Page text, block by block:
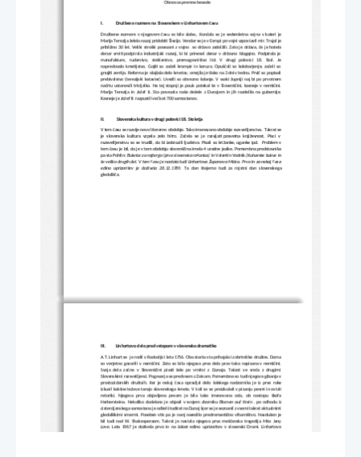
Obnova spremne besede
I. Družbene razmere na Slovenskem v Linhartovem času
Družbene razmere v njegovem času so bile slabe,. Končala se je sedemletna vojna v kateri je
Marija Terezija želela nazaj pridobiti Šlezijo. Vendar se je v Evropi po vojni vzpostavil mir. Trajal je
približno 30 let. Veliki stroški povezani z vojno  so državo zadolžili. Zato je država, če je hotela
denar vrniti podpirala industrijski razvoj, ki bi prinesel denar v državno blagajno. Podpirala je
manufakture,   rudarstvo,   steklarstvo,   premogovništvo   itd.   V   drugi   polovici   18.   Stol.   Je
napredovalo kmetijstvo. Gojiti so začeli krompir in koruzo. Opuščali so kolobarjenje, začeli so
gnojiti zemljo. Reforma je olajšala delo kmetov, omejila je tlako na 3 dni v tednu. Prvič so popisali
prebivalstvo (terezijski kataster). Uvedli so obvezno šolanje. V vsaki župniji naj bi po prvotnem
načrtu ustanovili trivijalko. Na tej stopnji je pouk potekal še v Slovenščini, kasneje v nemščini.
Marija Terezija in Jožef II. Sta povezala naše dežele z Dunajem in jih razdelila na gubernije.
Kasneje je Jožef II: razpustil več kot 700 samostanov.
II. Slovenska kultura v drugi polovici 18. Stoletja
V tem času se razvije novo literarno obdobje. Tako imenovano obdobje razsvetljenstva.  Takrat se
je  slovenska   kultura   vzpela   zelo  hitro.   Začela  se   je  razvijati  posvetna   književnost.   Pisci  v
razsvetljenstvu so se trudili, da bi izobrazili ljudstvo. Pisali so križanke, uganke ipd.  Problem v
tem času je bil, da je v tem obdobju slovenščina imela 4 uradne jezike. Pomembna predstavnika
pa sta Pohlin: Bukvice za rajtergo (prva slovenska računica) in Valentin Vodnik (Kuharske bukve in
še veliko drugih del. V tem času je nastala tudi Linhartova Županova Micka. Prvo in za nekaj časa
edino   uprizoritev   je   doživela   28.12.1789. Ta   dan   štejemo  tudi  za   rojstni  dan  slovenskega
gledališča.
III. Linhartovo delo pred vstopom v slovensko dramatiko
A.T. Linhart se  je rodil v Radovljici leta 1756. Oba starša sta prihajala iz obrtniške družine. Doma
so verjetno govorili v nemščini. Zato so bila njegova prva dela prav tako napisana v nemščini.
Svoja dela začne  v  Slovenščini pisati šele po  vrnitvi  z Dunaja.  Takrat se sreča  z drugimi
Slovenskimi razsvetljenci. Pogovarja se predvsem z Zoisom. Pomembna so tudi njegova gibanja v
prostozidarskih društvih. Ker je nekaj časa opravljal delo šolskega nadzornika je iz prve roke
izkusil kakšne težave tarejo slovenskega kmeta. V šoli so se preizkušali v pisanju pesmi in ostali
retoriki.   Njegova   prva   objavljena   pesem   je   bila   tako   imenovana   oda,   ob   nastopu   škofa
Herbersteina. Nekoliko dodelano je objavil v svojem zborniku Blumen auf Krein . po odhodu iz
cistercijanskega samostana je odšel študirat na Dunaj kjer se je seznanil z vsemi takrat aktualnimi
gledališkimi smermi. Poseben vtis pa je nanj naredilo predromantično viharništvo. Navdušen je
bil tudi nad W. Shakesperaom. Takrat je nastala njegova prva meščanska tragedija Miss Jeny
Love.
  Leta 1967 je doživela prvo in na žalost edino uprizoritev v slovenski Drami. Linhartovo